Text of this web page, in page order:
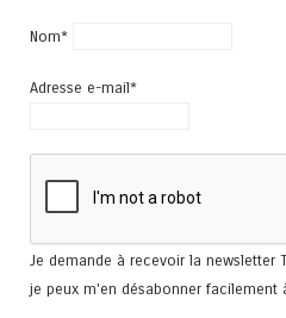
Nom*
Adresse e-mail*
Je demande à recevoir la newsletter
je peux m'en désabonner facilement